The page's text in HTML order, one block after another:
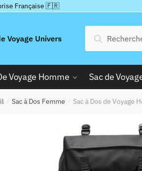
Française 🇫🇷
Voyage Univers
pour :
Recherche
Voyage Homme Sac de
/ Sac à Dos Femme / Sac à Dos de Voyage